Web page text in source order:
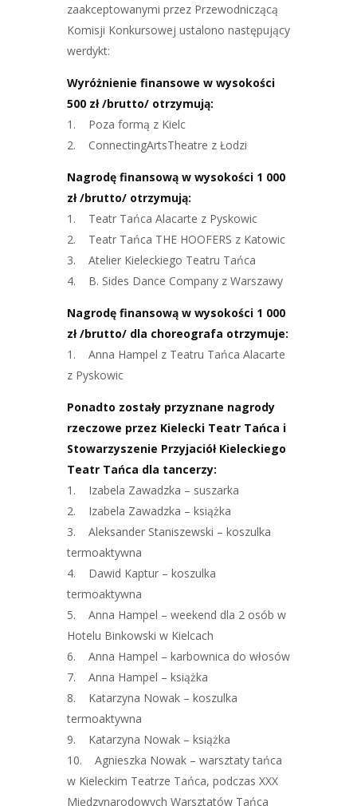
zaakceptowanymi przez Przewodniczącą
Komisji Konkursowej ustalono następujący
werdykt:
Wyróżnienie finansowe w wysokości
500 zł /brutto/ otrzymują:
1. Poza formą z Kielc
2. ConnectingArtsTheatre z Łodzi
Nagrodę finansową w wysokości 1 000
zł /brutto/ otrzymują:
1. Teatr Tańca Alacarte z Pyskowic
2. Teatr Tańca THE HOOFERS z Katowic
3. Atelier Kieleckiego Teatru Tańca
4. B. Sides Dance Company z Warszawy
Nagrodę finansową w wysokości 1 000
zł /brutto/ dla choreografa otrzymuje:
1. Anna Hampel z Teatru Tańca Alacarte
z Pyskowic
Ponadto zostały przyznane nagrody
rzeczowe przez Kielecki Teatr Tańca i
Stowarzyszenie Przyjaciół Kieleckiego
Teatr Tańca dla tancerzy:
1. Izabela Zawadzka – suszarka
2. Izabela Zawadzka – książka
3. Aleksander Staniszewski – koszulka
termoaktywna
4. Dawid Kaptur – koszulka
termoaktywna
5. Anna Hampel – weekend dla 2 osób w
Hotelu Binkowski w Kielcach
6. Anna Hampel – karbownica do włosów
7. Anna Hampel – książka
8. Katarzyna Nowak – koszulka
termoaktywna
9. Katarzyna Nowak – książka
10. Agnieszka Nowak – warsztaty tańca
w Kieleckim Teatrze Tańca, podczas XXX
Międzynarodowych Warsztatów Tańca